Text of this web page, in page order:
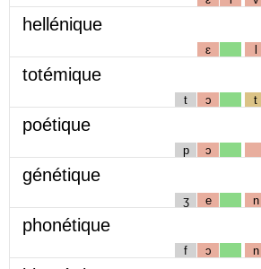
hellénique
ɛ l
totémique
t ɔ t
poétique
p ɔ
génétique
ʒ e n
phonétique
f ɔ n